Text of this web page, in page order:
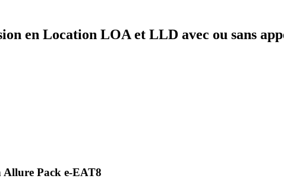
en Location LOA et LLD avec ou sans
Pack e-EAT8